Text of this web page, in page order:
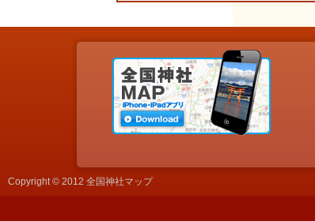
Copyright © 2012 全国神社マップ